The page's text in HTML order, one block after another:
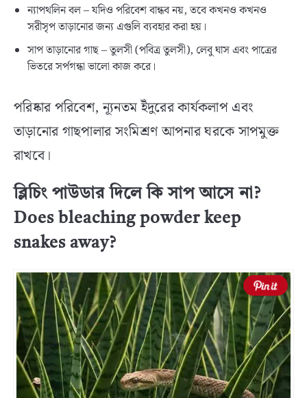
ন্যাপথলিন বল – যদিও পরিবেশ বান্ধব নয়, তবে কখনও কখনও
সরীসৃপ তাড়ানোর জন্য এগুলি ব্যবহার করা হয়।
সাপ তাড়ানোর গাছ – তুলসী (পবিত্র তুলসী), লেবু ঘাস এবং পাত্রের
ভিতরে সর্পগন্ধা ভালো কাজ করে।
পরিষ্কার পরিবেশ, ন্যূনতম ইঁদুরের কার্যকলাপ এবং
তাড়ানোর গাছপালার সংমিশ্রণ আপনার ঘরকে সাপমুক্ত
রাখবে।
ব্লিচিং পাউডার দিলে কি সাপ আসে না?
Does bleaching powder keep
snakes away?